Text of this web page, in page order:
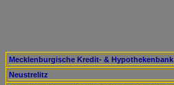
Mecklenburgische Kredit- & Hypothekenbank
Neustrelitz